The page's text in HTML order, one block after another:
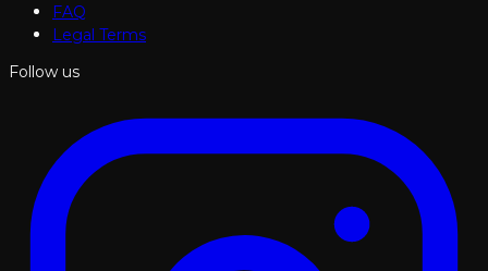
FAQ
Legal Terms
Follow us